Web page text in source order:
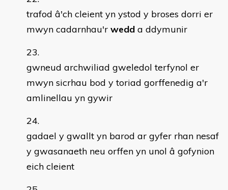
trafod â'ch cleient yn ystod y broses dorri er
mwyn cadarnhau'r wedd a ddymunir
gwneud archwiliad gweledol terfynol er
mwyn sicrhau bod y toriad gorffenedig a'r
amlinellau yn gywir
gadael y gwallt yn barod ar gyfer rhan nesaf
y gwasanaeth neu orffen yn unol â gofynion
eich cleient